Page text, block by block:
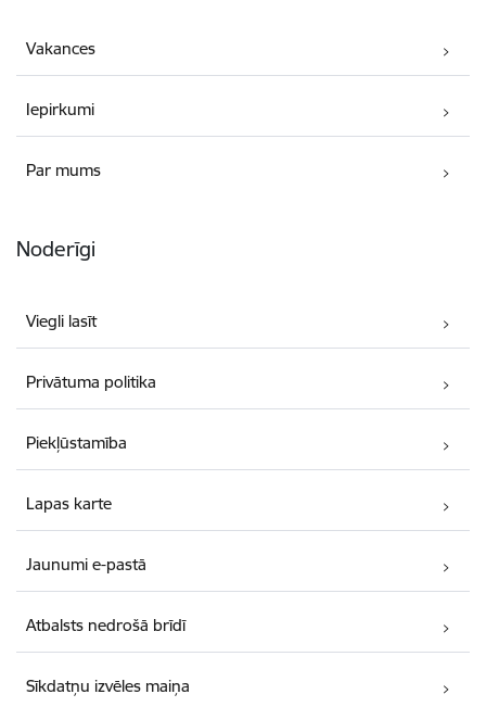
Vakances
Iepirkumi
Par mums
Noderīgi
Viegli lasīt
Privātuma politika
Piekļūstamība
Lapas karte
Jaunumi e-pastā
Atbalsts nedrošā brīdī
Sīkdatņu izvēles maiņa